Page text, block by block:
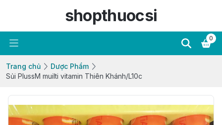
shopthuocsi
0
Trang chủ
Dược Phẩm
Sủi PlussM muilti vitamin Thiên Khánh/L10c